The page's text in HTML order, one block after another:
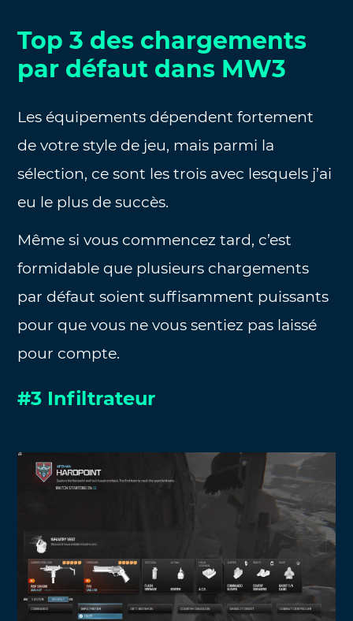
Top 3 des chargements
par défaut dans MW3
Les équipements dépendent fortement
de votre style de jeu, mais parmi la
sélection, ce sont les trois avec lesquels j’ai
eu le plus de succès.
Même si vous commencez tard, c’est
formidable que plusieurs chargements
par défaut soient suffisamment puissants
pour que vous ne vous sentiez pas laissé
pour compte.
#3 Infiltrateur